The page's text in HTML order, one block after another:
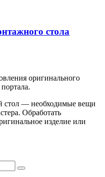
стола
оригинального
стол — необходимые вещи
Обработать
изделие или